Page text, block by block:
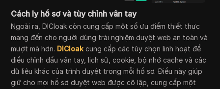
Cách ly hồ sơ và tùy chỉnh vân tay
Ngoài ra, DICloak còn cung cấp một số ưu điểm thiết thực
mang đến cho người dùng trải nghiệm duyệt web an toàn và
mượt mà hơn. DICloak cung cấp các tùy chọn linh hoạt để
điều chỉnh dấu vân tay, lịch sử, cookie, bộ nhớ cache và các
dữ liệu khác của trình duyệt trong mỗi hồ sơ. Điều này giúp
giữ cho mọi hồ sơ duyệt web được cô lập, cung cấp một